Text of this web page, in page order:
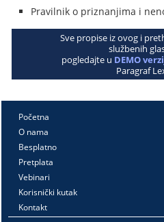
Pravilnik o priznanjima i
Sve propise iz ovog i
službenih
pogledajte u DEMO
Paragraf
Početna
O nama
Besplatno
Pretplata
Vebinari
Korisnički kutak
Kontakt